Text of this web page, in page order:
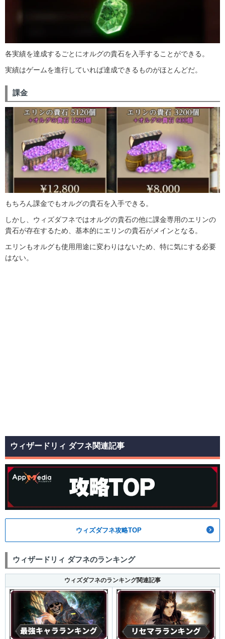
各実績を達成するごとにオルグの貴石を入手することができる。
実績はゲームを進行していれば達成できるものがほとんどだ。
課金
もちろん課金でもオルグの貴石を入手できる。
しかし、ウィズダフネではオルグの貴石の他に課金専用のエリンの
貴石が存在するため、基本的にエリンの貴石がメインとなる。
エリンもオルグも使用用途に変わりはないため、特に気にする必要
はない。
ウィザードリィ ダフネ関連記事
ウィズダフネ攻略TOP
ウィザードリィ ダフネのランキング
ウィズダフネのランキング関連記事